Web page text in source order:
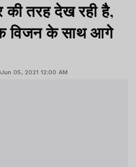
की तरह देख रही है,
विजन के साथ आगे
Jun 05, 2021 12:00 AM